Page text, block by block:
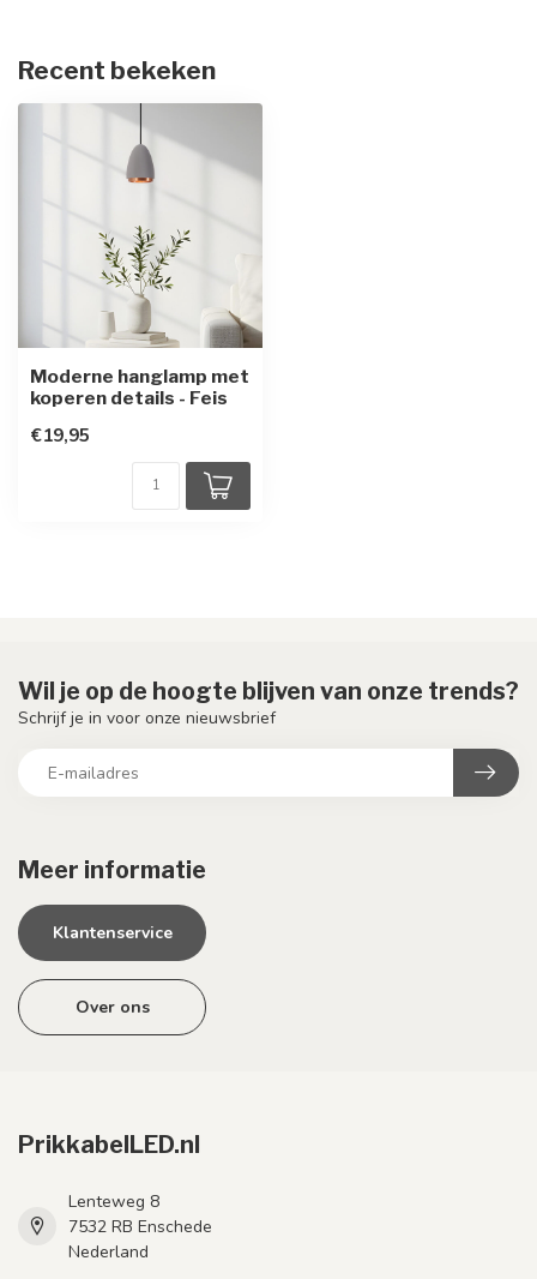
Recent bekeken
Moderne hanglamp met
koperen details - Feis
€19,95
Meer informatie
Klantenservice
Over ons
Wil je op de hoogte blijven van onze trends?
Schrijf je in voor onze nieuwsbrief
PrikkabelLED.nl
Lenteweg 8
7532 RB Enschede
Nederland